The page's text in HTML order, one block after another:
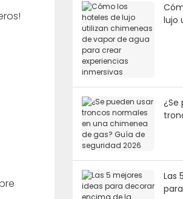
lujo
¿Se
Las